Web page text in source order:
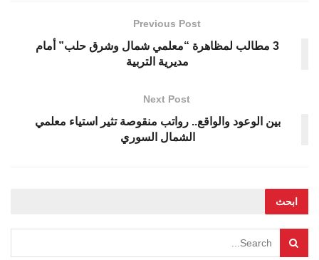
Previous Post
3 مطالب لمظاهرة “معلمي شمال وشرق حلب” أمام
مديرية التربية
Next Post
بين الوعود والواقع.. رواتب منقوصة تثير استياء معلمي
الشمال السوري
ابحث